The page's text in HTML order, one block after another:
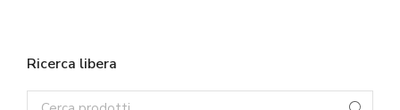
Ricerca libera